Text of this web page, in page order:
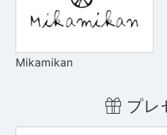
Mikamikan
プレ